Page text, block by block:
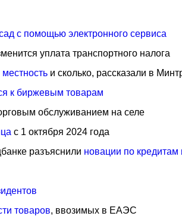
с помощью электронного сервиса
уплата транспортного налога
и сколько, рассказали в
к биржевым товарам
обслуживанием на селе
с 1 октября 2024 года
разъяснили новации по кредитам
товаров, ввозимых в ЕАЭС